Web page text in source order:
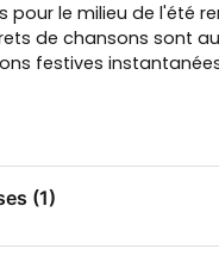
pour le milieu de l'été
de chansons sont
festives
(1)